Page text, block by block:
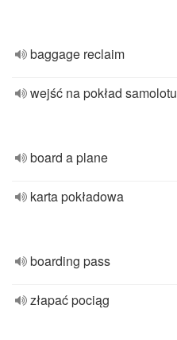
baggage reclaim
wejść na pokład samolotu
board a plane
karta pokładowa
boarding pass
złapać pociąg